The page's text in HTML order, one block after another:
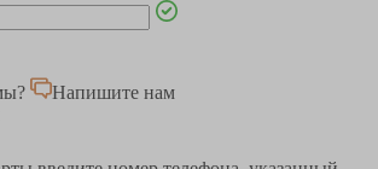
Напишите нам